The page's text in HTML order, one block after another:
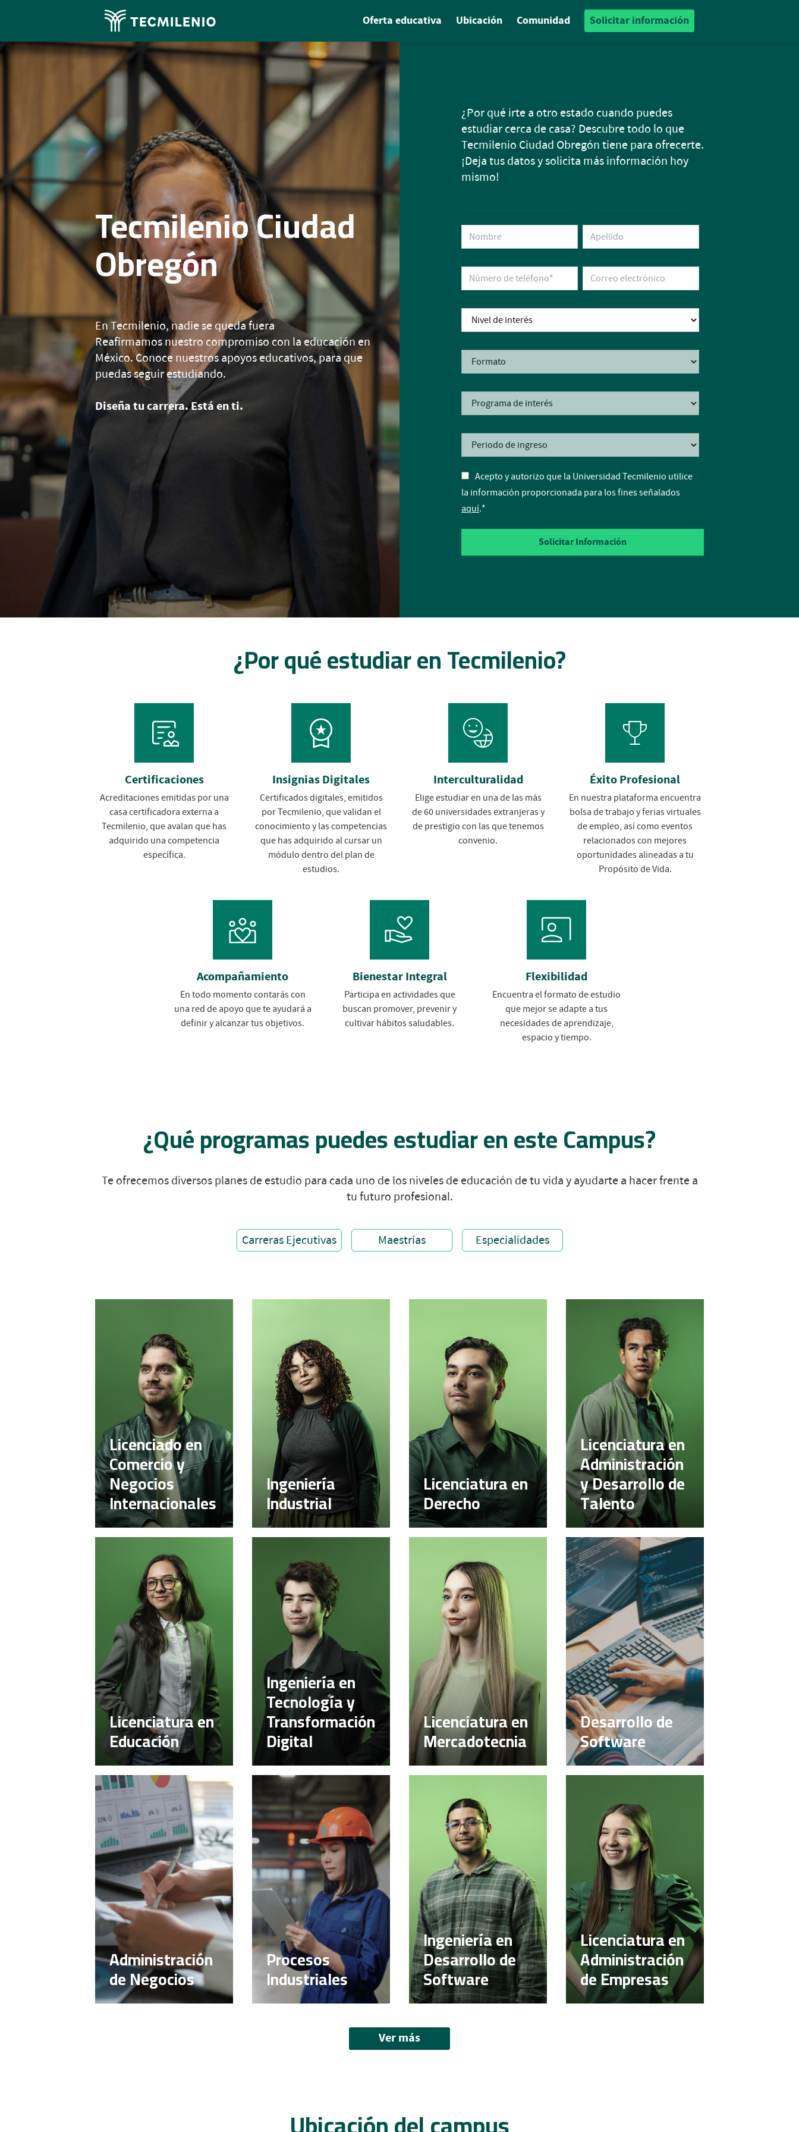
Oferta educativa Ubicación Comunidad Solicitar información
Tecmilenio Ciudad
Obregón
En Tecmilenio, nadie se queda fuera
Reafirmamos nuestro compromiso con la educación en
México. Conoce nuestros apoyos educativos, para que
puedas seguir estudiando.
Diseña tu carrera. Está en ti.
¿Por qué irte a otro estado cuando puedes
estudiar cerca de casa? Descubre todo lo que
Tecmilenio Ciudad Obregón tiene para ofrecerte.
¡Deja tus datos y solicita más información hoy
mismo!
Acepto y autorizo que la Universidad Tecmilenio utilice
la información proporcionada para los fines señalados
aquí.*
¿Por qué estudiar en Tecmilenio?
Certificaciones
Acreditaciones emitidas por una
casa certificadora externa a
Tecmilenio, que avalan que has
adquirido una competencia
específica.
Insignias Digitales
Certificados digitales, emitidos
por Tecmilenio, que validan el
conocimiento y las competencias
que has adquirido al cursar un
módulo dentro del plan de
estudios.
Interculturalidad
Elige estudiar en una de las más
de 60 universidades extranjeras y
de prestigio con las que tenemos
convenio.
Éxito Profesional
En nuestra plataforma encuentra
bolsa de trabajo y ferias virtuales
de empleo, así como eventos
relacionados con mejores
oportunidades alineadas a tu
Propósito de Vida.
Acompañamiento
En todo momento contarás con
una red de apoyo que te ayudará a
definir y alcanzar tus objetivos.
Bienestar Integral
Participa en actividades que
buscan promover, prevenir y
cultivar hábitos saludables.
Flexibilidad
Encuentra el formato de estudio
que mejor se adapte a tus
necesidades de aprendizaje,
espacio y tiempo.
¿Qué programas puedes estudiar en este Campus?
Te ofrecemos diversos planes de estudio para cada uno de los niveles de educación de tu vida y ayudarte a hacer frente a
tu futuro profesional.
Carreras Ejecutivas Maestrías Especialidades
Licenciado en
Comercio y
Negocios
Internacionales
Ingeniería
Industrial
Licenciatura en
Derecho
Licenciatura en
Administración
y Desarrollo de
Talento
Licenciatura en
Educación
Ingeniería en
Tecnología y
Transformación
Digital
Licenciatura en
Mercadotecnia
Desarrollo de
Software
Administración
de Negocios
Procesos
Industriales
Ingeniería en
Desarrollo de
Software
Licenciatura en
Administración
de Empresas
Ver más